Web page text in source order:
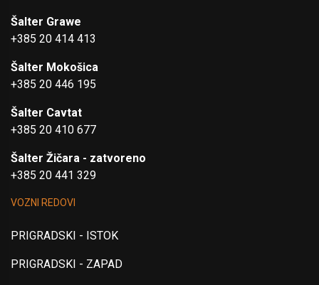
Šalter Grawe
+385 20 414 413
Šalter Mokošica
+385 20 446 195
Šalter Cavtat
+385 20 410 677
Šalter Žičara - zatvoreno
+385 20 441 329
VOZNI REDOVI
PRIGRADSKI - ISTOK
PRIGRADSKI - ZAPAD